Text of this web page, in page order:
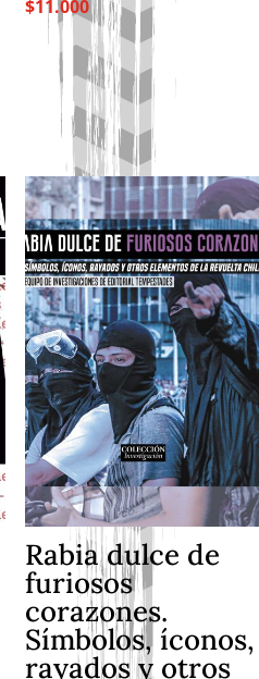
$11.000
Rabia dulce de
furiosos
corazones.
Símbolos, íconos,
rayados y otros